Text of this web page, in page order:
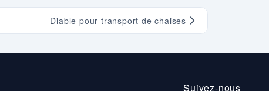
Diable pour transport de chaises
Suivez-nous